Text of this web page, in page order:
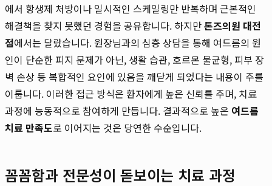
에서 항생제 처방이나 일시적인 스케일링만 반복하며 근본적인
해결책을 찾지 못했던 경험을 공유합니다. 하지만톤즈의원 대전
점에서는 달랐습니다. 원장님과의 심층 상담을 통해 여드름의 원
인이 단순한 피지 문제가 아닌, 생활 습관, 호르몬 불균형, 피부 장
벽 손상 등 복합적인 요인에 있음을 깨닫게 되었다는 내용이 주를
이룹니다. 이러한 접근 방식은 환자에게 높은 신뢰를 주며, 치료
과정에 능동적으로 참여하게 만듭니다. 결과적으로 높은 여드름
치료 만족도로 이어지는 것은 당연한 수순입니다.
꼼꼼함과 전문성이 돋보이는 치료 과정